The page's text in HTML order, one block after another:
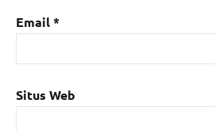
Email*
Situs Web